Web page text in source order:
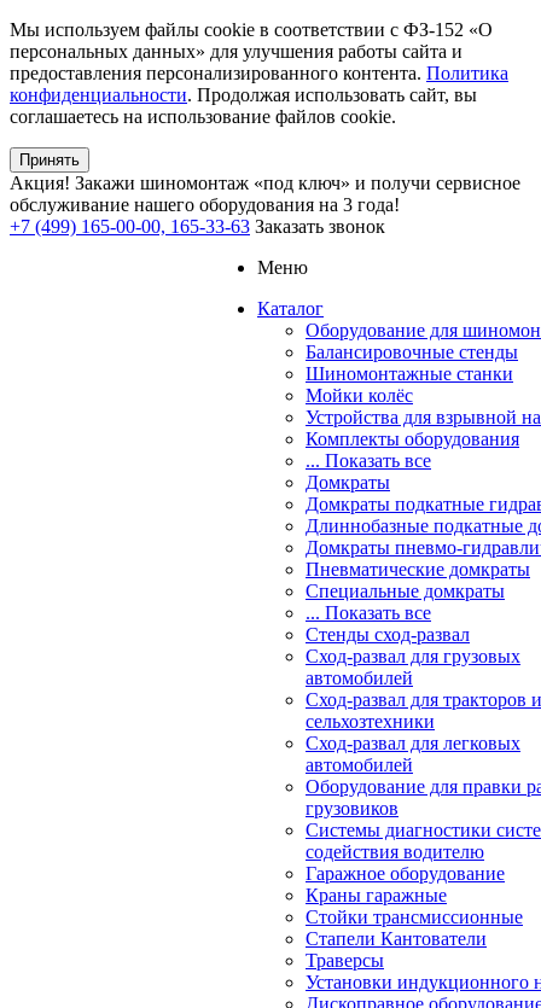
Мы используем файлы cookie в соответствии с ФЗ-152 «О
персональных данных» для улучшения работы сайта и
предоставления персонализированного контента. Политика
конфиденциальности. Продолжая использовать сайт, вы
соглашаетесь на использование файлов cookie.
Принять
Акция! Закажи шиномонтаж «под ключ» и получи сервисное
обслуживание нашего оборудования на 3 года!
+7 (499) 165-00-00, 165-33-63 Заказать звонок
Меню
Каталог
Оборудование для
Балансировочные стенды
Шиномонтажные станки
Мойки колёс
Устройства для взрывной
Комплекты оборудования
... Показать все
Домкраты
Домкраты подкатные
Длиннобазные подкатные
Домкраты пневмо-
Пневматические домкраты
Специальные домкраты
... Показать все
Стенды сход-развал
Сход-развал для грузовых
автомобилей
Сход-развал для тракторов и
сельхозтехники
Сход-развал для легковых
автомобилей
Оборудование для правки
грузовиков
Системы диагностики
содействия водителю
Гаражное оборудование
Краны гаражные
Стойки трансмиссионные
Стапели Кантователи
Траверсы
Установки индукционного
Дископравное